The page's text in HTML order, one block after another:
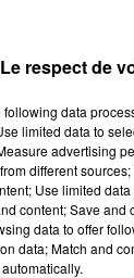
Le respect de
following data
limited data to
advertising
different
Use limited
content; Save
data to offer
data; Match and